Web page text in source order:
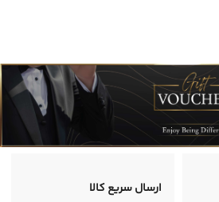
ارسال سریع کالا